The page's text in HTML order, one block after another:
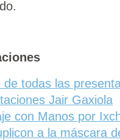
de todas las
Jair Gaxiola
con Manos por
a la máscara